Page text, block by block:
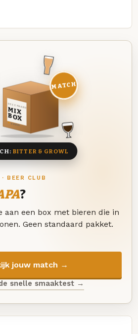
BEER CLUB
?
aan een box met bieren die in
Geen standaard pakket.
jouw match →
snelle smaaktest →
DEZE MAAND
MIX
BOX
8 BIEREN
MATCH
BITTER & GROWL